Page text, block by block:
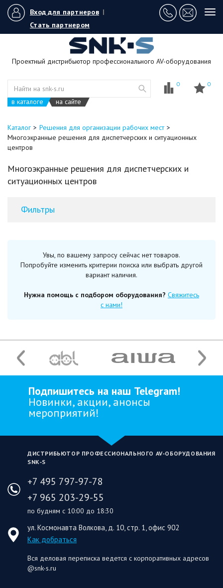
Вход для партнеров |
Стать партнером
Проектный дистрибьютор профессионального AV-оборудования
в каталоге на сайте
0 0
Каталог
Решения для организации рабочих мест
Многоэкранные решения для диспетчерских и ситуационных
центров
Многоэкранные решения для диспетчерских и
ситуационных центров
Фильтры
Увы, по вашему запросу сейчас нет товаров.
Попробуйте изменить критерии поиска или выбрать другой
вариант наличия.
Нужна помощь с подбором оборудования? Свяжитесь
с нами!
Подпишитесь на наш Telegram!
Новинки, акции, анонсы
мероприятий!
ДИСТРИБЬЮТОР ПРОФЕССИОНАЛЬНОГО AV‑ОБОРУДОВАНИЯ
SNK‑S
+7 495 797-97-78
+7 965 203-29-55
по будням с 10:00 до 18:30
ул. Космонавта Волкова, д. 10, стр. 1, офис 902
Как добраться
Вся деловая переписка ведется с корпоративных адресов
@snk-s.ru